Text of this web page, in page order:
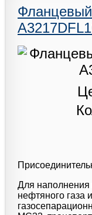
Для наполнения
нефтяного газа